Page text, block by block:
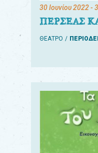
30 Ιουνίου 2022-
ΠΕΡΣΕΑΣ
ΘΕΑΤΡΟ